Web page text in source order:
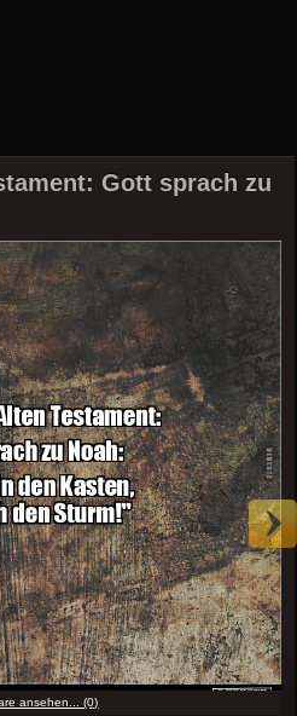
Gott sprach zu
ansehen... (0)